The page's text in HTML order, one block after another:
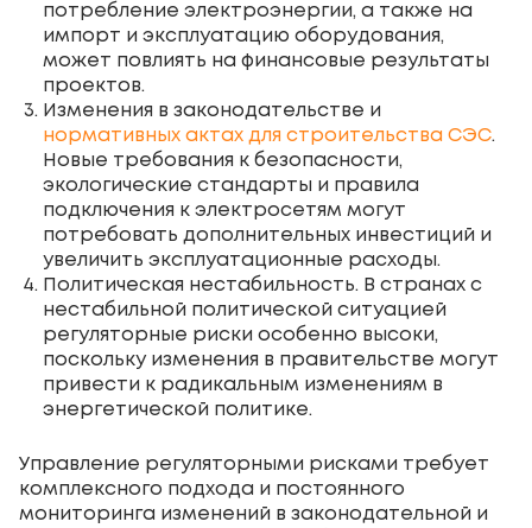
потребление электроэнергии, а также на
импорт и эксплуатацию оборудования,
может повлиять на финансовые результаты
проектов.
Изменения в законодательстве и
нормативных актах для строительства СЭС.
Новые требования к безопасности,
экологические стандарты и правила
подключения к электросетям могут
потребовать дополнительных инвестиций и
увеличить эксплуатационные расходы.
Политическая нестабильность. В странах с
нестабильной политической ситуацией
регуляторные риски особенно высоки,
поскольку изменения в правительстве могут
привести к радикальным изменениям в
энергетической политике.
Управление регуляторными рисками требует
комплексного подхода и постоянного
мониторинга изменений в законодательной и